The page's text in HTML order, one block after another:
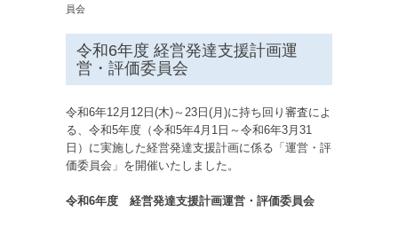
員会
令和6年度 経営発達支援計画運
営・評価委員会
令和6年12月12日(木)～23日(月)に持ち回り審査によ
る、令和5年度（令和5年4月1日～令和6年3月31
日）に実施した経営発達支援計画に係る「運営・評
価委員会」を開催いたしました。
令和6年度 経営発達支援計画運営・評価委員会